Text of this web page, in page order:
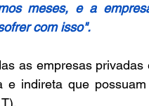
meses, e a
com isso".
as empresas
e indireta que